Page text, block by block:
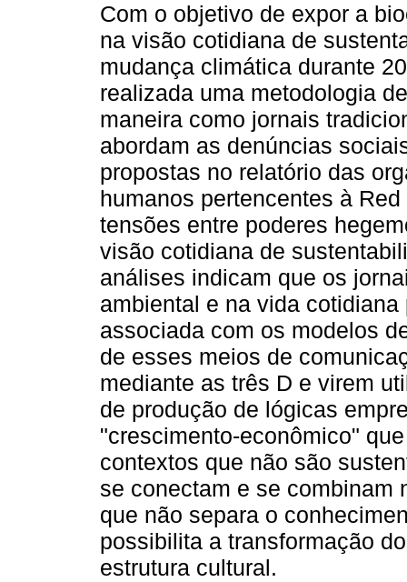
Com o objetivo de expor a
na visão cotidiana de
mudança climática durante
realizada uma metodologia
maneira como jornais
abordam as denúncias
propostas no relatório das
humanos pertencentes à
tensões entre poderes
visão cotidiana de
análises indicam que os
ambiental e na vida
associada com os modelos
de esses meios de
mediante as três D e virem
de produção de lógicas
"crescimento-econômico"
contextos que não são
se conectam e se combinam
que não separa o
possibilita a transformação
estrutura cultural.